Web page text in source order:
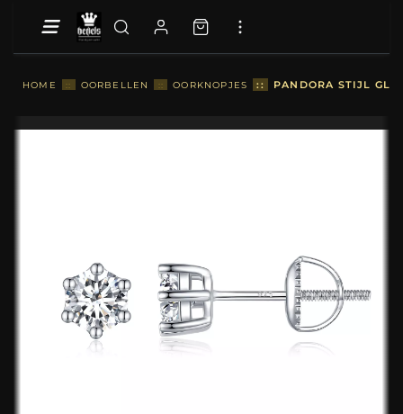
HOME :: OORBELLEN :: OORKNOPJES :: PANDORA STIJL